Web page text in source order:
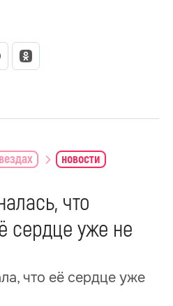
новости
что
сердце уже не
что её сердце уже